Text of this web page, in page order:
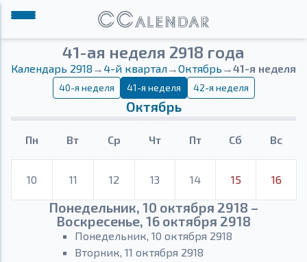
41-ая неделя 2918 года
Календарь 2918 → 4-й квартал→Октябрь →41-я неделя
40-я неделя 41-я неделя 42-я неделя
Октябрь
Пн Вт Ср Чт Пт Сб Вс
10 11 12 13 14 15 16
Понедельник, 10 октября 2918 –
Воскресенье, 16 октября 2918
Понедельник, 10 октября 2918
Вторник, 11 октября 2918